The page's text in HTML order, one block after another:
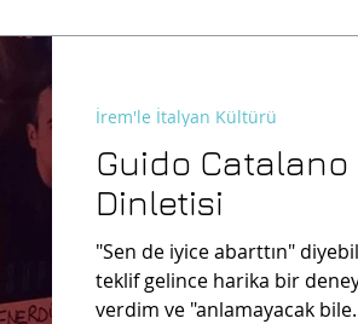
Guido
Dinletisi
"Sen de iyice abarttın"
teklif gelince harika bir
verdim ve "anlamayacak
İrem'le İtalyan Kültürü